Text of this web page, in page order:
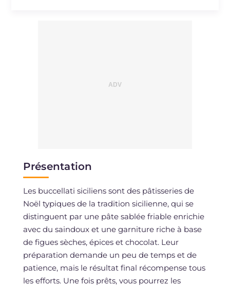
Présentation
Les buccellati siciliens sont des pâtisseries de
Noël typiques de la tradition sicilienne, qui se
distinguent par une pâte sablée friable enrichie
avec du saindoux et une garniture riche à base
de figues sèches, épices et chocolat. Leur
préparation demande un peu de temps et de
patience, mais le résultat final récompense tous
les efforts. Une fois prêts, vous pourrez les